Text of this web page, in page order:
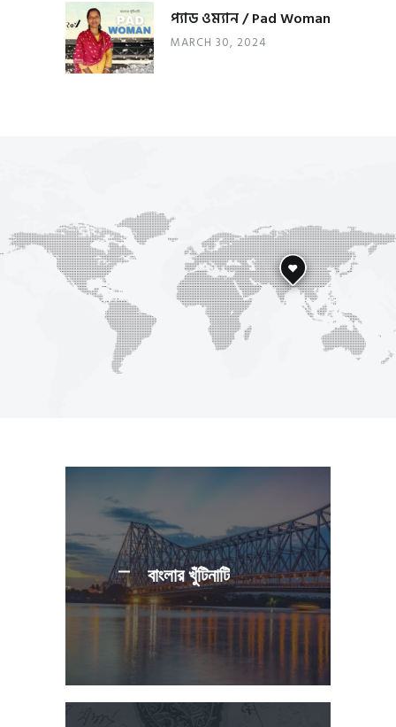
প্যাড ওম্যান / Pad Woman
MARCH 30, 2024
বাংলার খুঁটিনাটি